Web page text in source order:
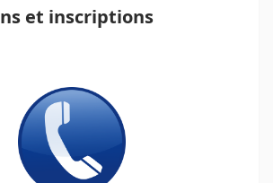
et inscriptions